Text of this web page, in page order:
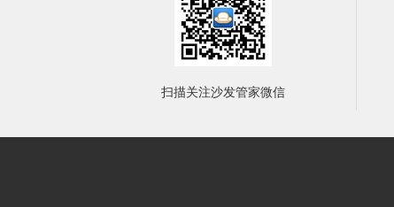
扫描关注沙发管家微信